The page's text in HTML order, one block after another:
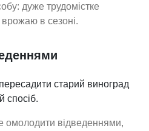
дуже трудомістке
врожаю в сезоні.
старий виноград
спосіб.
омолодити відведеннями,